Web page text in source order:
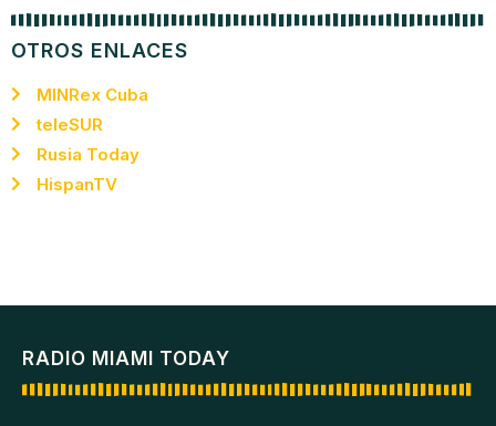
OTROS ENLACES
MINRex Cuba
teleSUR
Rusia Today
HispanTV
RADIO MIAMI TODAY